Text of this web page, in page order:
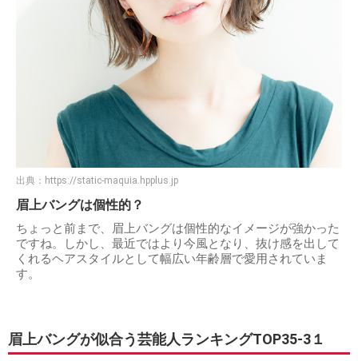
出典： https://static-maquia.hpplus.jp
眉上バングは個性的？
ちょっと前まで、眉上バングは個性的なイメージが強かった
ですね。しかし、最近ではより今風となり、抜け感を出して
くれるヘアスタイルとして幅広い年齢層で愛用されていま
す。
眉上バングが似合う芸能人ランキングTOP35-3１